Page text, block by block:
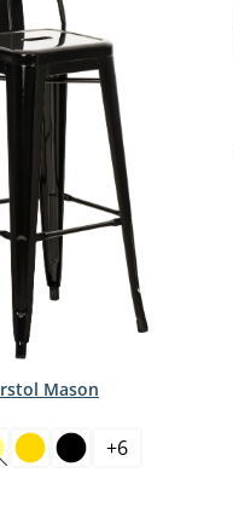
Mason
er foreløpig ikke
alternativet er foreløpig
+6